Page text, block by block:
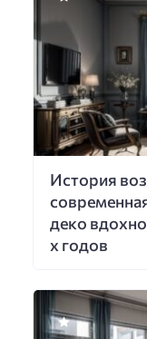
История
деко
х годов